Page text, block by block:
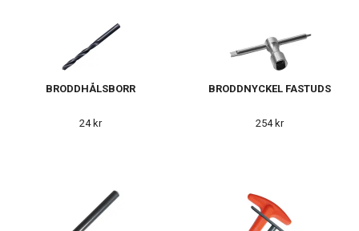
BRODDHÅLSBORR
24 kr
BRODDNYCKEL FASTUDS
254 kr